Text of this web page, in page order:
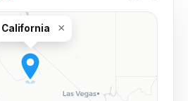
California ×